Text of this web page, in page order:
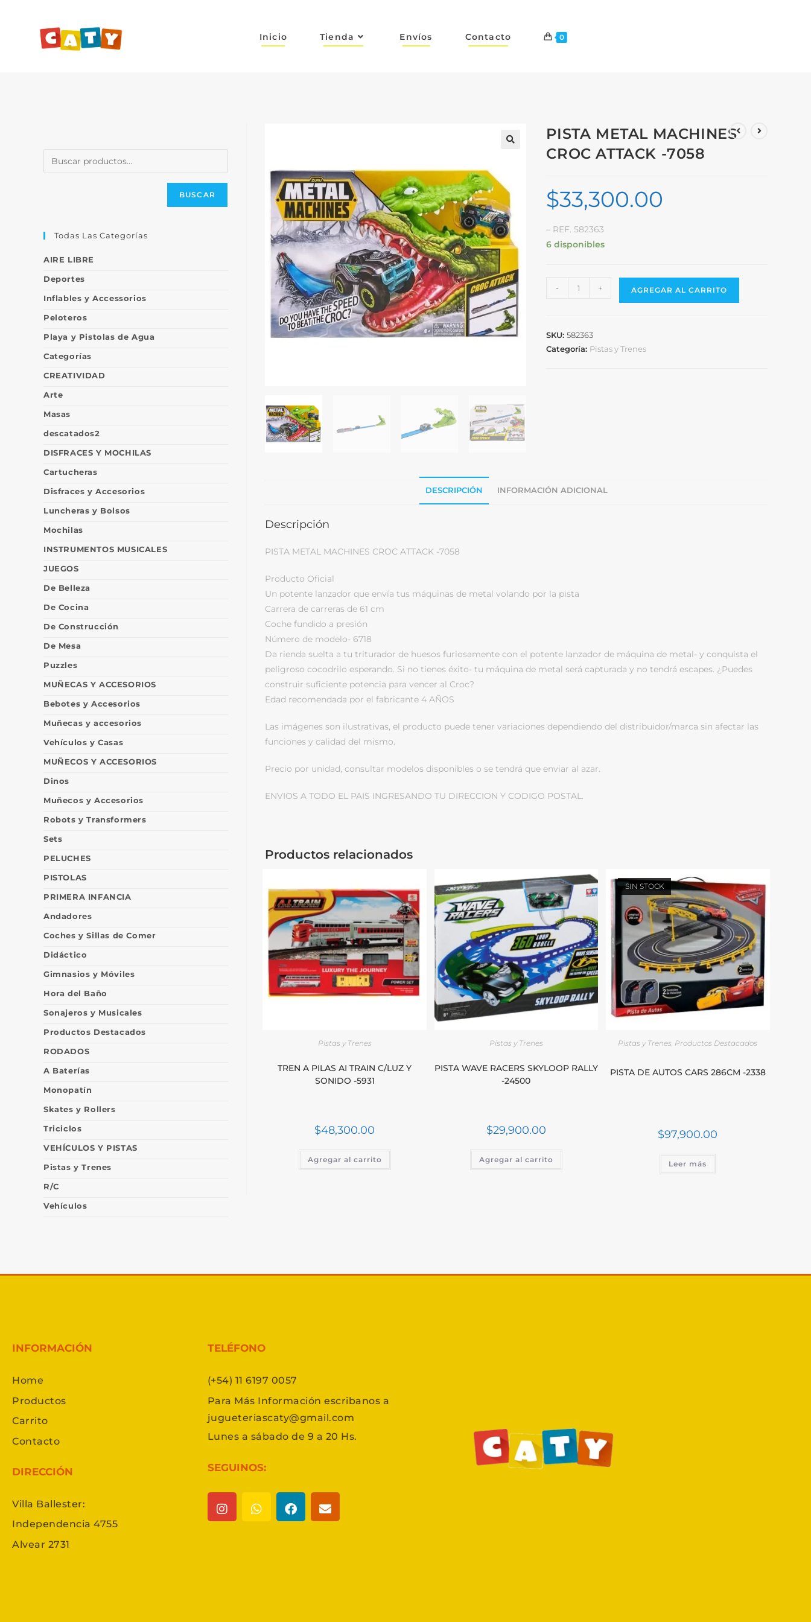
Inicio Tienda Envíos Contacto 0
PISTA METAL MACHINES
CROC ATTACK -7058
$33,300.00
– REF. 582363
6 disponibles
- + AGREGAR AL CARRITO
SKU:582363
Categoría: Pistas y Trenes
DESCRIPCIÓN INFORMACIÓN ADICIONAL
Descripción
PISTA METAL MACHINES CROC ATTACK -7058
Producto Oficial
Un potente lanzador que envía tus máquinas de metal volando por la pista
Carrera de carreras de 61 cm
Coche fundido a presión
Número de modelo- 6718
Da rienda suelta a tu triturador de huesos furiosamente con el potente lanzador de máquina de metal- y conquista el
peligroso cocodrilo esperando. Si no tienes éxito- tu máquina de metal será capturada y no tendrá escapes. ¿Puedes
construir suficiente potencia para vencer al Croc?
Edad recomendada por el fabricante 4 AÑOS
Las imágenes son ilustrativas, el producto puede tener variaciones dependiendo del distribuidor/marca sin afectar las
funciones y calidad del mismo.
Precio por unidad, consultar modelos disponibles o se tendrá que enviar al azar.
ENVIOS A TODO EL PAIS INGRESANDO TU DIRECCION Y CODIGO POSTAL.
Productos relacionados
Pistas y Trenes
TREN A PILAS AI TRAIN C/LUZ Y
SONIDO -5931
$48,300.00
Agregar al carrito
Pistas y Trenes
PISTA WAVE RACERS SKYLOOP RALLY
-24500
$29,900.00
Agregar al carrito
SIN STOCK
Pistas y Trenes, Productos Destacados
PISTA DE AUTOS CARS 286CM -2338
$97,900.00
Leer más
BUSCAR
Todas Las Categorías
AIRE LIBRE
Deportes
Inflables y Accessorios
Peloteros
Playa y Pistolas de Agua
Categorías
CREATIVIDAD
Arte
Masas
descatados2
DISFRACES Y MOCHILAS
Cartucheras
Disfraces y Accesorios
Luncheras y Bolsos
Mochilas
INSTRUMENTOS MUSICALES
JUEGOS
De Belleza
De Cocina
De Construcción
De Mesa
Puzzles
MUÑECAS Y ACCESORIOS
Bebotes y Accesorios
Muñecas y accesorios
Vehículos y Casas
MUÑECOS Y ACCESORIOS
Dinos
Muñecos y Accesorios
Robots y Transformers
Sets
PELUCHES
PISTOLAS
PRIMERA INFANCIA
Andadores
Coches y Sillas de Comer
Didáctico
Gimnasios y Móviles
Hora del Baño
Sonajeros y Musicales
Productos Destacados
RODADOS
A Baterías
Monopatín
Skates y Rollers
Triciclos
VEHÍCULOS Y PISTAS
Pistas y Trenes
R/C
Vehículos
INFORMACIÓN
Home
Productos
Carrito
Contacto
DIRECCIÓN
Villa Ballester:
Independencia 4755
Alvear 2731
TELÉFONO
(+54) 11 6197 0057
Para Más Información escribanos a
jugueteriascaty@gmail.com
Lunes a sábado de 9 a 20 Hs.
SEGUINOS: